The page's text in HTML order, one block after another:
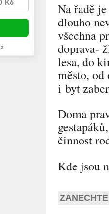
Na řadě
dlouho
všechna
doprava-
lesa, do
město,
i byt
Doma
činnost
Kde jsou